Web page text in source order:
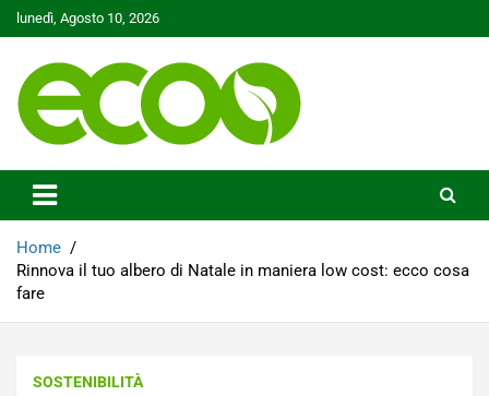
Skip
to
lunedì, Agosto 10, 2026
Ecoo.it
Home
Rinnova il tuo albero di Natale in maniera low cost: ecco cosa
fare
SOSTENIBILITÀ